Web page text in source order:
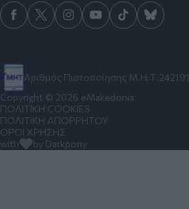
Αριθμός Πιστοποίησης Μ.Η.Τ.242191
Copyright © 2026 eMakedonia
ΠΟΛΙΤΙΚΗ COOKIES
ΠΟΛΙΤΙΚΗ ΑΠΟΡΡΗΤΟΥ
ΟΡΟΙ ΧΡΗΣΗΣ
with
by Darkpony